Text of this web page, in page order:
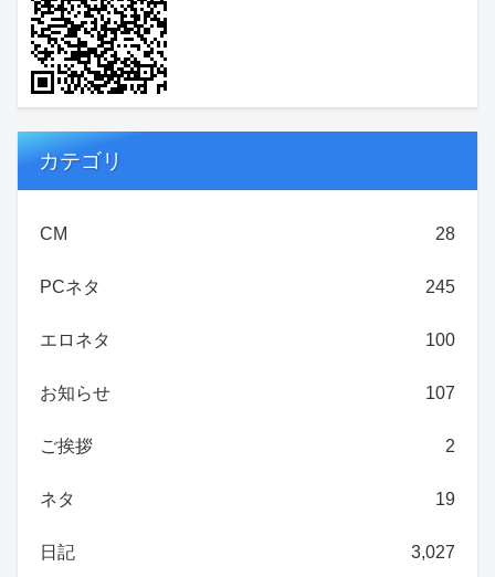
カテゴリ
CM 28
PCネタ 245
エロネタ 100
お知らせ 107
ご挨拶 2
ネタ 19
日記 3,027